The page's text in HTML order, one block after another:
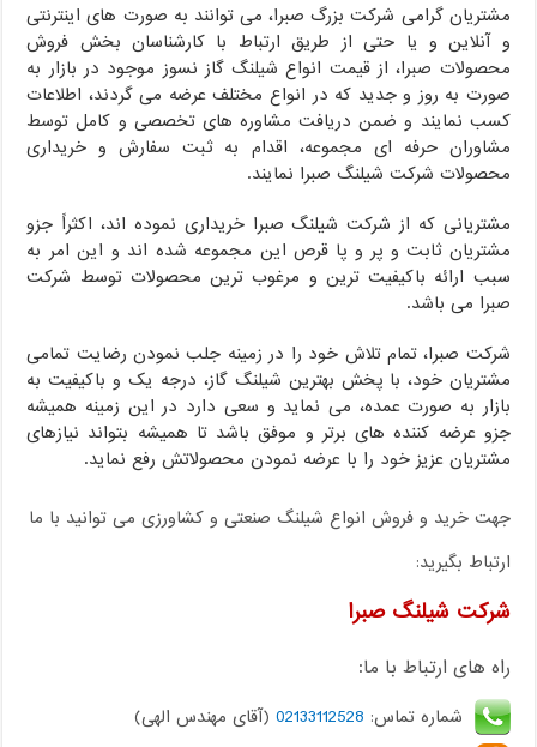
مشتریان گرامی شرکت بزرگ صبرا، می توانند به صورت های اینترنتی
و آنلاین و یا حتی از طریق ارتباط با کارشناسان بخش فروش
محصولات صبرا، از قیمت انواع شیلنگ گاز نسوز موجود در بازار به
صورت به روز و جدید که در انواع مختلف عرضه می گردند، اطلاعات
کسب نمایند و ضمن دریافت مشاوره های تخصصی و کامل توسط
مشاوران حرفه ای مجموعه، اقدام به ثبت سفارش و خریداری
محصولات شرکت شیلنگ صبرا نمایند.
مشتریانی که از شرکت شیلنگ صبرا خریداری نموده اند، اکثراً جزو
مشتریان ثابت و پر و پا قرص این مجموعه شده اند و این امر به
سبب ارائه باکیفیت ترین و مرغوب ترین محصولات توسط شرکت
صبرا می باشد.
شرکت صبرا، تمام تلاش خود را در زمینه جلب نمودن رضایت تمامی
مشتریان خود، با پخش بهترین شیلنگ گاز، درجه یک و باکیفیت به
بازار به صورت عمده، می نماید و سعی دارد در این زمینه همیشه
جزو عرضه کننده های برتر و موفق باشد تا همیشه بتواند نیازهای
مشتریان عزیز خود را با عرضه نمودن محصولاتش رفع نماید.
جهت خرید و فروش انواع شیلنگ صنعتی و کشاورزی می توانید با ما
ارتباط بگیرید:
شرکت شیلنگ صبرا
راه های ارتباط با ما:
شماره تماس: 02133112528 (آقای مهندس الهی)